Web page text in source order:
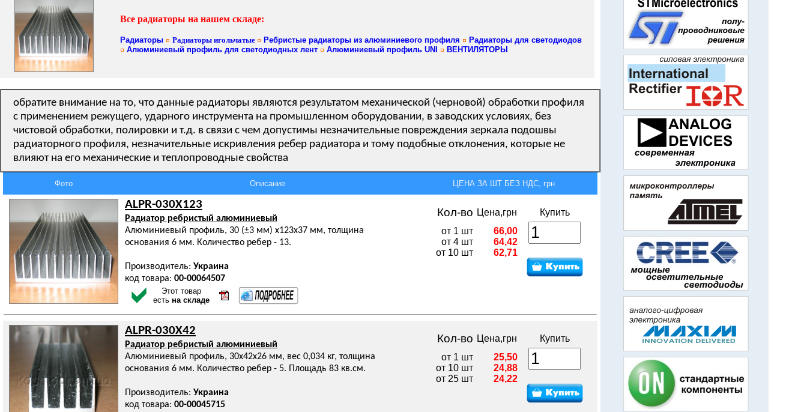
Все радиаторы на нашем складе:
Радиаторы Радиаторы игольчатые Ребристые радиаторы из алюминиевого профиля
Радиаторы для светодиодов
Алюминиевый профиль для светодиодных лент
Алюминиевый профиль UNI ВЕНТИЛЯТОРЫ
обратите внимание на то, что данные радиаторы являются результатом механической (черновой) обработки профиля
с применением режущего, ударного инструмента на промышленном оборудовании, в заводских условиях, без
чистовой обработки, полировки и т.д. в связи с чем допустимы незначительные повреждения зеркала подошвы
радиаторного профиля, незначительные искривления ребер радиатора и тому подобные отклонения, которые не
влияют на его механические и теплопроводные свойства
Фото Описание ЦЕНА ЗА ШТ БЕЗ НДС, грн
ALPR-030X123
Радиатор ребристый алюминиевый
Алюминиевый профиль, 30 (±3 мм) х123х37 мм, толщина
основания 6 мм. Количество ребер - 13.
Производитель: Украина
код товара: 00-00064507
Этот товар
есть на складе
Кол-во Цена,грн
Купить
от 1 шт
от 4 шт
от 10 шт
66,00
64,42
62,71
ALPR-030X42
Радиатор ребристый алюминиевый
Алюминиевый профиль, 30х42х26 мм, вес 0,034 кг, толщина
основания 6 мм. Количество ребер - 5. Площадь 83 кв.см.
Производитель: Украина
код товара: 00-00045715
Кол-во Цена,грн
Купить
от 1 шт
от 10 шт
от 25 шт
25,50
24,88
24,22